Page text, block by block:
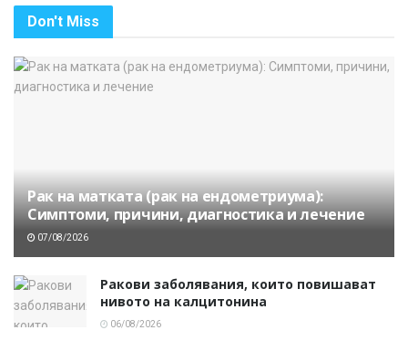
Don't Miss
Рак на матката (рак на ендометриума):
Симптоми, причини, диагностика и лечение
07/08/2026
Ракови заболявания, които повишават
нивото на калцитонина
06/08/2026